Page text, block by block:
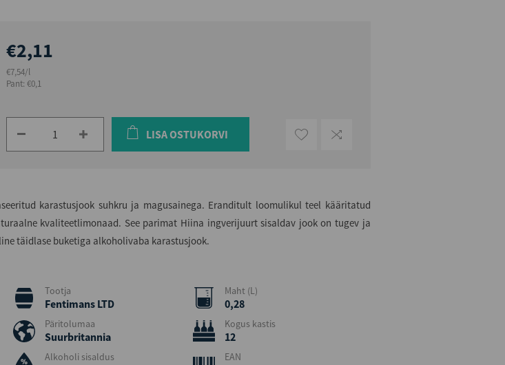
€2,11
€7,54/l
Pant: €0,1
LISA OSTUKORVI
karastusjook suhkru ja magusainega. Eranditult loomulikul teel kääritatud
kvaliteetlimonaad. See parimat Hiina ingverijuurt sisaldav jook on tugev ja
täidlase buketiga alkoholivaba karastusjook.
Tootja
Fentimans LTD
Päritolumaa
Suurbritannia
Alkoholi sisaldus
Maht (L)
0,28
Kogus kastis
12
EAN